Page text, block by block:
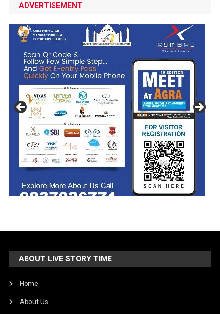
ADVERTISEMENT
ABOUT LIVE STORY TIME
Home
About Us